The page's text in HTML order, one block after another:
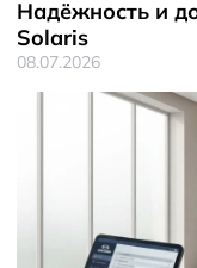
Надёжность и
Solaris
08.07.2026